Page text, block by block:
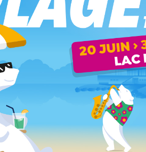
la veille.
, montrant l’acharnement des pompiers
apercevoir
la maitresse heureuse